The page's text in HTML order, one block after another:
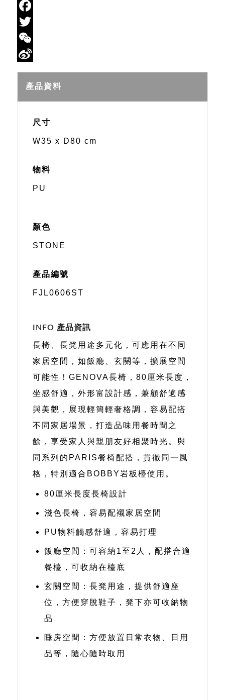
Email
Facebook
Twitter
WeChat
Weibo
產品資料
尺寸
W35 x D80 cm
物料
PU
顏色
STONE
產品編號
FJL0606ST
INFO 產品資訊
長椅、長凳用途多元化，可應用在不同
家居空間，如飯廳、玄關等，擴展空間
可能性！GENOVA長椅，80厘米長度，
坐感舒適，外形富設計感，兼顧舒適感
與美觀，展現輕簡輕奢格調，容易配搭
不同家居場景，打造品味用餐時間之
餘，享受家人與親朋友好相聚時光。與
同系列的PARIS餐椅配搭，貫徹同一風
格，特別適合BOBBY岩板檯使用。
80厘米長度長椅設計
淺色長椅，容易配襯家居空間
PU物料觸感舒適，容易打理
飯廳空間：可容納1至2人，配搭合適
餐檯，可收納在檯底
玄關空間：長凳用途，​提供舒適座
位，方便穿脫鞋子，凳下亦可收納物
品
睡房空間：方便放置日常衣物、日用
品等，隨心隨時取用